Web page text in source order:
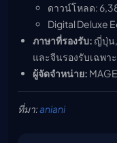
ดาวน์โหลด:
Digital Deluxe
ภาษาที่รองรับ: ญี่ปุ่น,
และจีนรองรับเฉพา
ผู้จัดจำหน่าย:
ที่มา:aniani